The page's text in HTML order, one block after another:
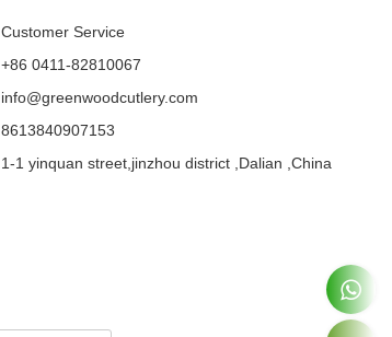
Customer Service
+86 0411-82810067
info@greenwoodcutlery.com
8613840907153
1-1 yinquan street,jinzhou district ,Dalian ,China